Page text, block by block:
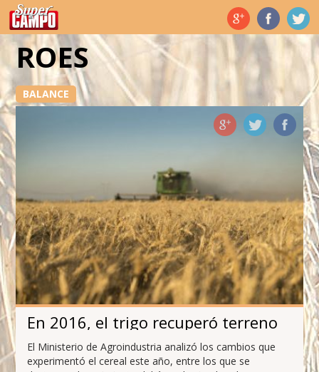
Temas de hoy
ROES
BALANCE
En 2016, el trigo recuperó terreno
El Ministerio de Agroindustria analizó los cambios que
experimentó el cereal este año, entre los que se